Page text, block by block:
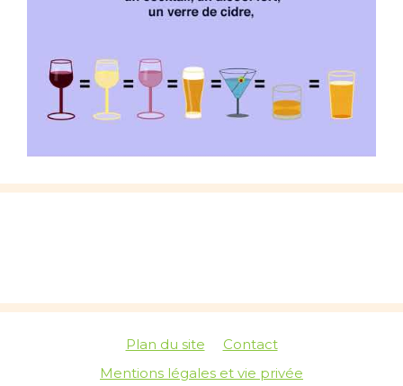
Plan du site
Contact
Mentions légales et vie privée